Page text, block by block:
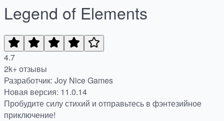
Legend of Elements
4.7
2k+ отзывы
Разработчик: Joy Nice Games
Новая версия: 11.0.14
Пробудите силу стихий и отправьтесь в фэнтезийное
приключение!